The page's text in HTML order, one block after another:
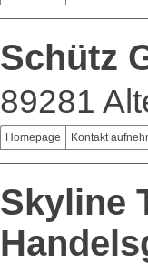
Schütz
89281
Homepage Kontakt
Skyline